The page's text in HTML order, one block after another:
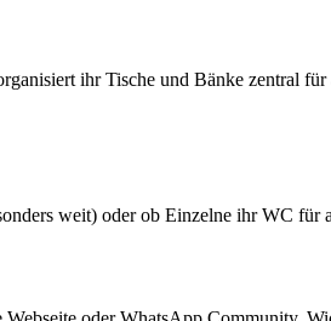
ihr Tische und Bänke zentral für
weit) oder ob Einzelne ihr WC für